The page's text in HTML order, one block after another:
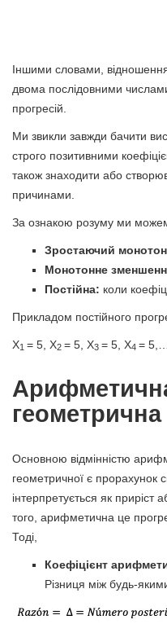
Іншими словами,
двома послідовними
прогресій.
Ми звикли завжди бачити
строго позитивними
також знаходити або
причинами.
За ознакою розуму ми
Зростаючий
Монотонне
Постійна: коли
Прикладом постійного
X1 = 5, X2 = 5, X3 = 5, X4 =
геометрична
Основною відмінністю
геометричної є прорахунок
інтерпретується як приріст
того, арифметична це
Тоді,
Коефіцієнт
Різниця між будь-